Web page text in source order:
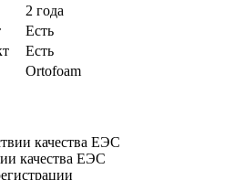
2 года
Есть
Есть
Ortofoam
качества ЕЭС